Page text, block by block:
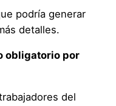
podría generar
detalles.
obligatorio por
del